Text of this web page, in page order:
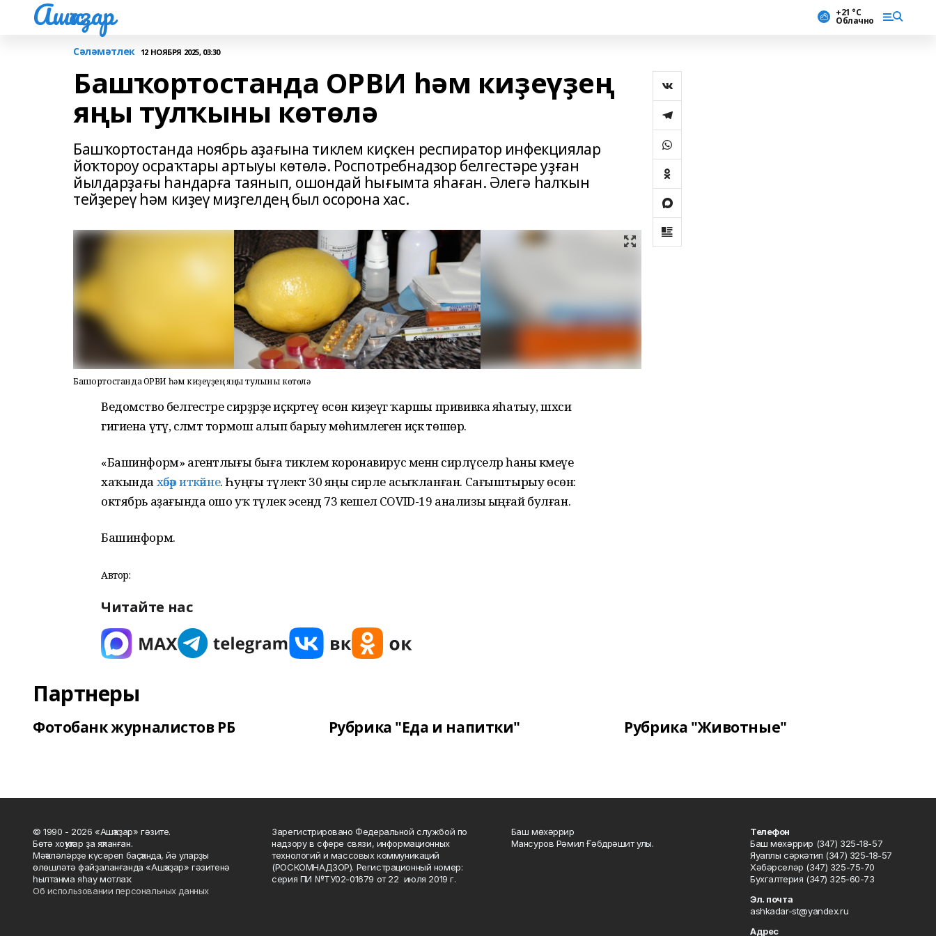
Ашҡаҙар +21 °С
Облачно
Сәләмәтлек 12 НОЯБРЯ 2025, 03:30
Башҡортостанда ОРВИ һәм киҙеүҙең
яңы тулҡыны көтөлә
Башҡортостанда ноябрь аҙағына тиклем киҫкен респиратор инфекциялар
йоҡтороу осраҡтары артыуы көтөлә. Роспотребнадзор белгестәре уҙған
йылдарҙағы һандарға таянып, ошондай һығымта яһаған. Әлегә һалҡын
тейҙереү һәм киҙеү миҙгелдең был осорона хас.
Башҡортостанда ОРВИ һәм киҙеүҙең яңы тулҡыны көтөлә
Ведомство белгестәре сирҙәрҙе иҫкәртеү өсөн киҙеүгә ҡаршы прививка яһатыу, шәхси
гигиена үтәү, сәләмәт тормош алып барыу мөһимлеген иҫкә төшөрә.
«Башинформ» агентлығы быға тиклем коронавирус менән сирләүселәр һаны кәмеүе
хаҡында хәбәр иткәйне. Һуңғы тәүлектә 30 яңы сирле асыҡланған. Сағыштырыу өсөн:
октябрь аҙағында ошо уҡ тәүлек эсендә 73 кешелә COVID-19 анализы ыңғай булған.
Башинформ.
Автор:
Читайте нас
Партнеры
Фотобанк журналистов РБ Рубрика "Еда и напитки" Рубрика "Животные"
© 1990 - 2026 «Ашҡаҙар» гәзите.
Бөтә хоҡуҡтар ҙа яҡланған.
Мәҡәләләрҙе күсереп баҫҡанда, йә уларҙы
өлөшләтә файҙаланғанда «Ашҡаҙар» гәзитенә
һылтанма яһау мотлаҡ.
Об использовании персональных данных
Зарегистрировано Федеральной службой по
надзору в сфере связи, информационных
технологий и массовых коммуникаций
(РОСКОМНАДЗОР). Регистрационный номер:
серия ПИ №ТУ02-01679 от 22 июля 2019 г.
Баш мөхәррир
Мансуров Рәмил Ғәбдрәшит улы.
Телефон
Баш мөхәррир (347) 325-18-57
Яуаплы сәркәтип (347) 325-18-57
Хәбәрселәр (347) 325-75-70
Бухгалтерия (347) 325-60-73
Эл. почта
ashkadar-st@yandex.ru
Адрес